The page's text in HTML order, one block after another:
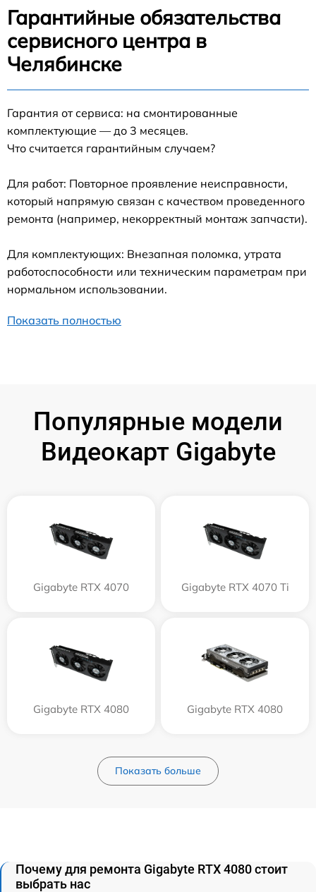
Гарантийные обязательства
сервисного центра в
Челябинске
Гарантия от сервиса: на смонтированные
комплектующие — до 3 месяцев.
Что считается гарантийным случаем?
Для работ: Повторное проявление неисправности,
который напрямую связан с качеством проведенного
ремонта (например, некорректный монтаж запчасти).
Для комплектующих: Внезапная поломка, утрата
работоспособности или техническим параметрам при
нормальном использовании.
Показать полностью
Популярные модели
Видеокарт Gigabyte
Gigabyte RTX 4070 Gigabyte RTX 4070 Ti
Gigabyte RTX 4080 Gigabyte RTX 4080
Показать больше
Почему для ремонта Gigabyte RTX 4080 стоит
выбрать нас